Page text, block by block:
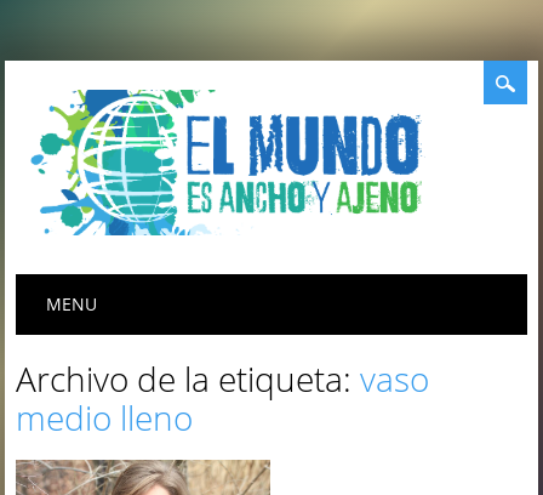
Menú principal
MENU
Archivo de la etiqueta:vaso
medio lleno